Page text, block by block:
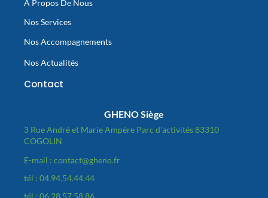
À Propos De Nous
Nos Services
Nos Accompagnements
Nos Actualités
Contact
GHENO Siège
3 Rue André et Marie Ampère Parc d'activités 83310
COGOLIN
E-mail : contact@gheno.fr
tél : 04.94.54.44.44
tél : 06.28.57.58.86